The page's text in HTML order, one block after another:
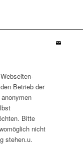
Betrieb der
Bitte
nicht
stehen.u.